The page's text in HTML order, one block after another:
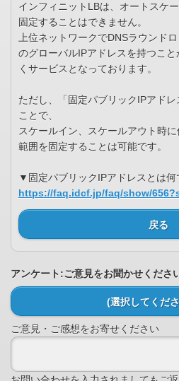
インフィニットLBは、オートスケ
固定することはできません。
上位ネットワークでDNSラウンド
のグローバルIPアドレスを持つこ
くサービスとなっております。
ただし、「固定パブリックIPアド
ことで、
スケールイン、スケールアウト時
範囲を固定することは可能です。
▼固定パブリックIPアドレスとは何
https://faq.idcf.jp/faq/show/
戻る
アンケート:ご意見をお聞かせくださ
(選択してくだ
ご意見・ご感想をお寄せください